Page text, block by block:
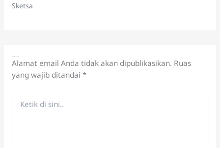
Sketsa
Alamat email Anda tidak akan dipublikasikan. Ruas
yang wajib ditandai *